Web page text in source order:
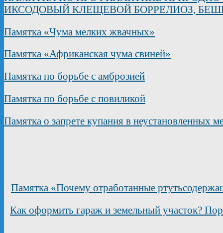
ИКСОДОВЫЙ КЛЕЩЕВОЙ БОРРЕЛИОЗ,
Памятка «Чума мелких жвачных»
Памятка «Африканская чума свиней»
Памятка по борьбе с амброзией
Памятка по борьбе с повиликой
Памятка о запрете купания в неустановленных
Памятка «Почему отработанные
Как оформить гараж и земельный участок?